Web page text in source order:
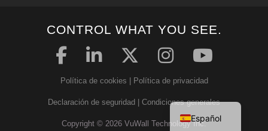
CONTROL WHAT YOU SEE.
Política de cookies Política de privacidad
Declaración de seguridad Condiciones generales
Copyright © 2026 VuWall Technology Inc.
Español
English
Deutsch
Français